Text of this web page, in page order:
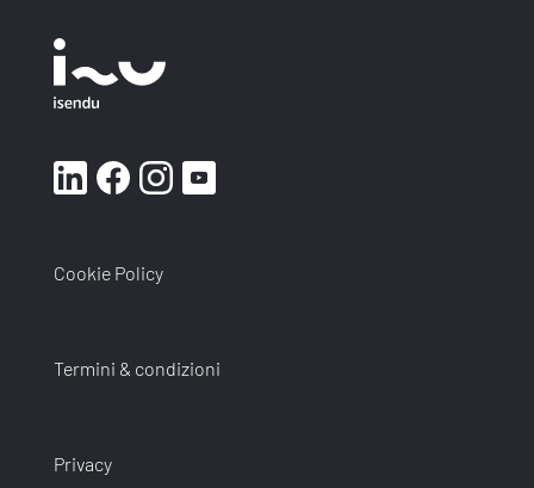
Cookie Policy
Termini & condizioni
Privacy